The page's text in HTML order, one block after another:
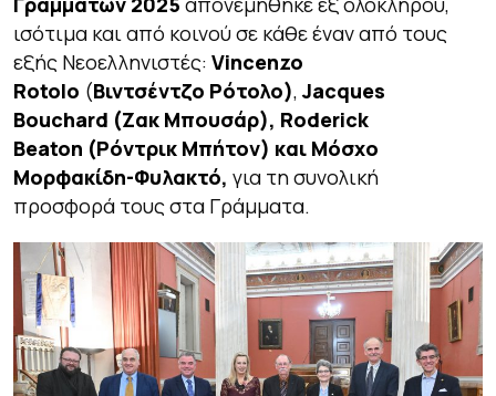
ισότιμα και από κοινού σε κάθε έναν από τους
εξής Νεοελληνιστές: Vincenzo
Rotolo (Βιντσέντζο Ρότολο),Jacques
Bouchard (Ζακ Μπουσάρ), Roderick
Beaton (Ρόντρικ Μπήτον) και Μόσχο
Μορφακίδη-Φυλακτό, για τη συνολική
προσφορά τους στα Γράμματα.